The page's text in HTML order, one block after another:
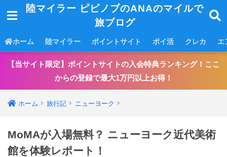
陸マイラー ピピノブのANAのマイルで
旅ブログ
ホーム 陸マイラー ポイントサイト ポイ活 クレカ エ
【当サイト限定】ポイントサイトの入会特典ランキング！ここ
からの登録で最大1万円以上お得！
ホーム 旅行記 ニューヨーク
MoMAが入場無料？ ニューヨーク近代美術
館を体験レポート！